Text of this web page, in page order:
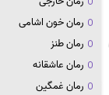
رمان خون اشامی
رمان طنز
رمان عاشقانه
رمان غمگین